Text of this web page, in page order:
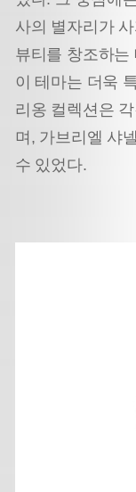
사의 별자리가
뷰티를 창조하는
이 테마는 더욱
리옹 컬렉션은
며, 가브리엘 샤
수 있었다.